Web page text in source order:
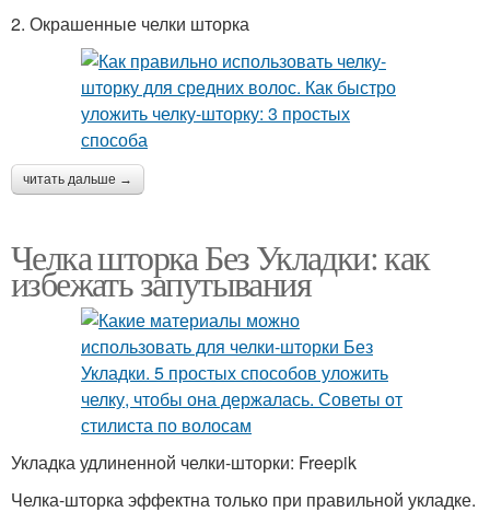
2. Окрашенные челки шторка
читать дальше →
Челка шторка Без Укладки: как
избежать запутывания
Укладка удлиненной челки-шторки: Freepik
Челка-шторка эффектна только при правильной укладке.